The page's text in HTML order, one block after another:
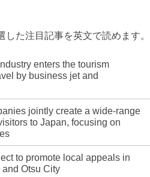
した注目記事を英文で読めます。
enters the tourism
by business jet and
jointly create a wide-range
to Japan, focusing on
to promote local appeals in
Otsu City